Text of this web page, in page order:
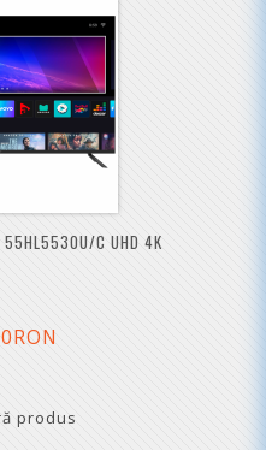
55HL5530U/C UHD 4K
produs